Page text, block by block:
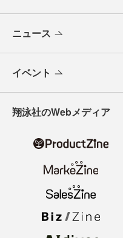
ニュース
イベント
翔泳社のWebメディア